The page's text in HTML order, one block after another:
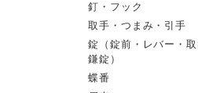
釘・フック
取手・つまみ・引手
錠（錠前・レバー・取
鎌錠）
蝶番